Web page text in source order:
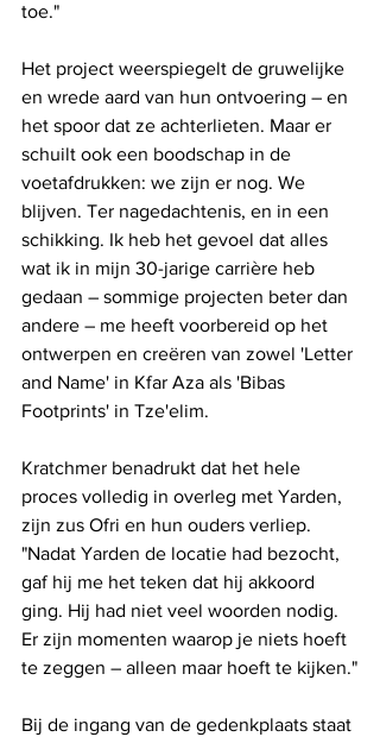
toe."
Het project weerspiegelt de gruwelijke
en wrede aard van hun ontvoering – en
het spoor dat ze achterlieten. Maar er
schuilt ook een boodschap in de
voetafdrukken: we zijn er nog. We
blijven. Ter nagedachtenis, en in een
schikking. Ik heb het gevoel dat alles
wat ik in mijn 30-jarige carrière heb
gedaan – sommige projecten beter dan
andere – me heeft voorbereid op het
ontwerpen en creëren van zowel 'Letter
and Name' in Kfar Aza als 'Bibas
Footprints' in Tze'elim.
Kratchmer benadrukt dat het hele
proces volledig in overleg met Yarden,
zijn zus Ofri en hun ouders verliep.
"Nadat Yarden de locatie had bezocht,
gaf hij me het teken dat hij akkoord
ging. Hij had niet veel woorden nodig.
Er zijn momenten waarop je niets hoeft
te zeggen – alleen maar hoeft te kijken."
Bij de ingang van de gedenkplaats staat